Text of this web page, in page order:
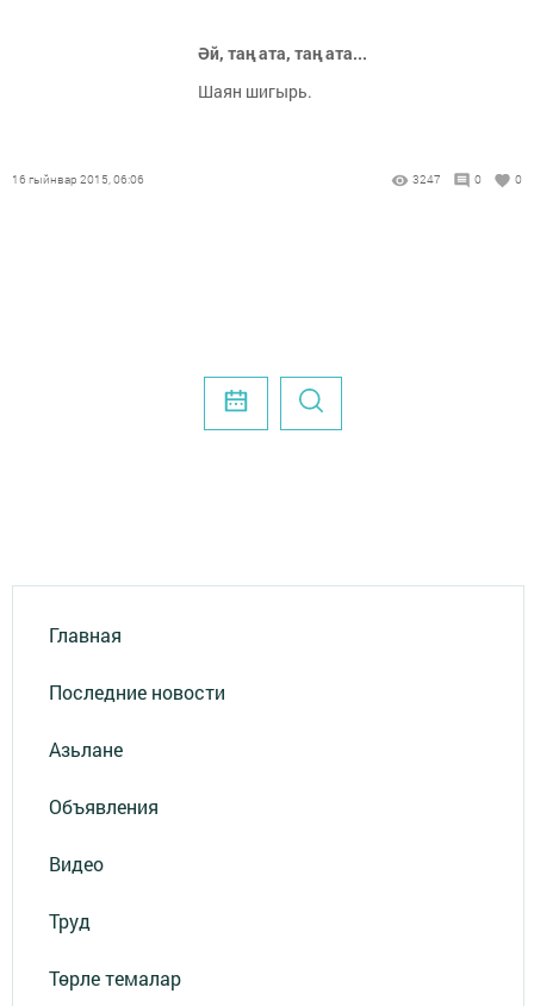
Әй, таң ата, таң ата...
Шаян шигырь.
16 гыйнвар 2015, 06:06 3247 0 0
Главная
Последние новости
Азьлане
Объявления
Видео
Труд
Төрле темалар